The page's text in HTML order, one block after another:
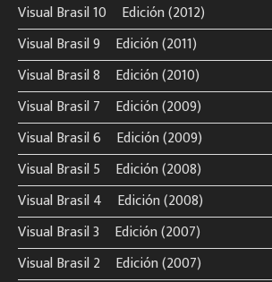
Visual Brasil 10º Edición (2012)
Visual Brasil 9º Edición (2011)
Visual Brasil 8º Edición (2010)
Visual Brasil 7º Edición (2009)
Visual Brasil 6º Edición (2009)
Visual Brasil 5º Edición (2008)
Visual Brasil 4º Edición (2008)
Visual Brasil 3º Edición (2007)
Visual Brasil 2º Edición (2007)